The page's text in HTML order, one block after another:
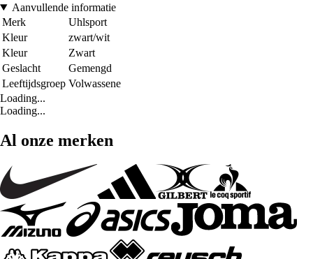
Aanvullende informatie
Merk
Uhlsport
Kleur
zwart/wit
Kleur
Zwart
Geslacht
Gemengd
Leeftijdsgroep Volwassene
Loading...
Loading...
Al onze merken